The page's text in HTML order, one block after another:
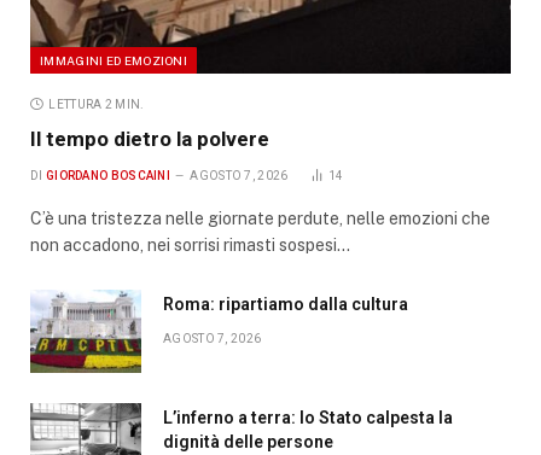
IMMAGINI ED EMOZIONI
LETTURA 2 MIN.
Il tempo dietro la polvere
DI GIORDANO BOSCAINI AGOSTO 7, 2026 14
C’è una tristezza nelle giornate perdute, nelle emozioni che
non accadono, nei sorrisi rimasti sospesi…
Roma: ripartiamo dalla cultura
AGOSTO 7, 2026
L’inferno a terra: lo Stato calpesta la
dignità delle persone